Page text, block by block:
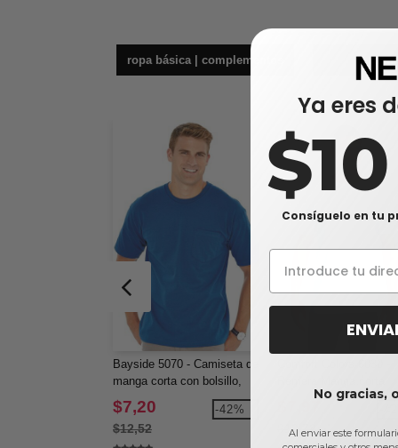
ropa básica | complementos
Bayside 5070 - Camiseta de
manga corta con bolsillo,
fabricada en EE.UU.
$7,20
$12,52
-42%
Garment Dyed con
$13,78
Ya eres
Consíguelo en tu
No gracias,
Al enviar este